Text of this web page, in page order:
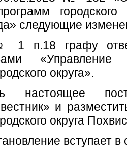
следующие
п.18 графу
«Управление
округа».
настоящее
и
округа
вступает в